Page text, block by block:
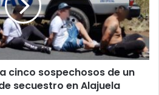
cinco sospechosos de un
secuestro en Alajuela